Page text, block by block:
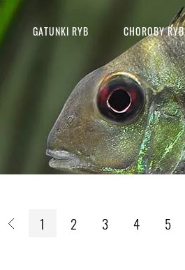
GATUNKI RYB CHOROBY RYB
1 2 3 4 5